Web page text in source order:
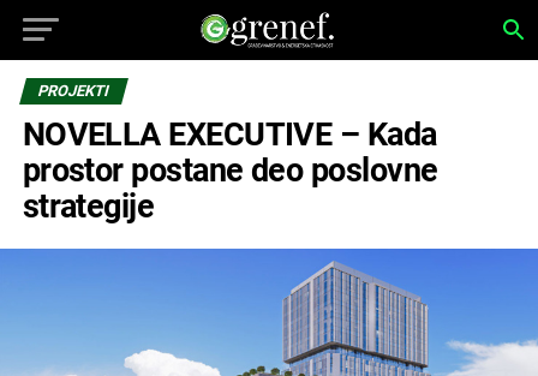
PROJEKTI
NOVELLA EXECUTIVE – Kada
prostor postane deo poslovne
strategije